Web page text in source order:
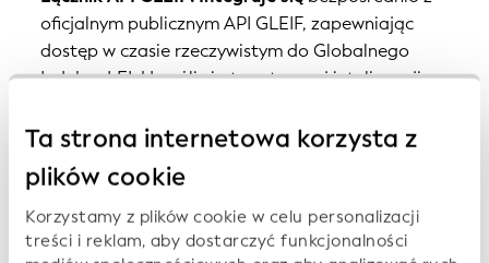
Ta strona internetowa korzysta z
plików cookie
Korzystamy z plików cookie w celu personalizacji
treści i reklam, aby dostarczyć funkcjonalności
oficjalnym publicznym API GLEIF, zapewniając
dostęp w czasie rzeczywistym do Globalnego
Indeksu LEI. Umożliwia to sztucznej inteligencji
podstawie ich kodu LEI, wyszukiwanie podmiotów
według nazwy oraz pobieranie szczegółowych
informacji rejestracyjnych i danych dotyczących
powiązań.